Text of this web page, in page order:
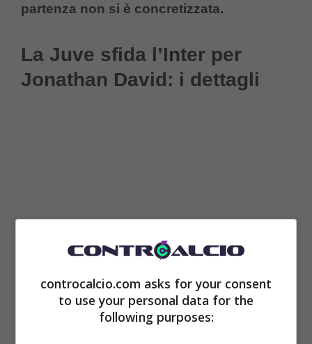
partenza non si è concretizzata.
La Juve sfida l’Inter per
Jonathan David: i dettagli
Negli scorsi giorni,è già partito il casting
controcalcio.com asks for your consent
to use your personal data for the
following purposes: